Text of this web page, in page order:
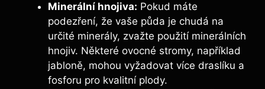
Minerální hnojiva: Pokud ‍máte
podezření, že⁢ vaše půda​ je ‍chudá na
určité‍ minerály, zvažte použití minerálních
hnojiv. ⁢Některé ovocné stromy, ‌například
jabloně, mohou‍ vyžadovat⁤ více draslíku⁢ a
fosforu pro kvalitní⁤ plody.